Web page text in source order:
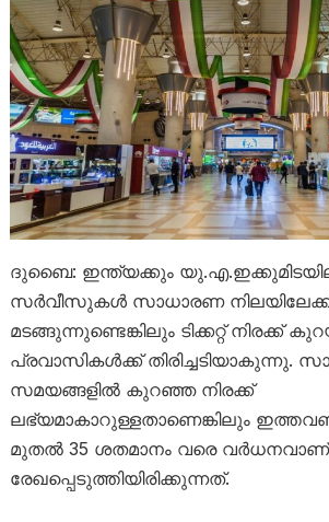
ദുബൈ: ഇന്ത്യക്കും
സർവീസുകൾ സാധാരണ
മടങ്ങുന്നുണ്ടെങ്കിലും ടിക്കറ്റ് നിരക്ക്
പ്രവാസികൾക്ക് തിരിച്ചടിയാകുന്നു.
സമയങ്ങളിൽ കുറഞ്ഞ നിരക്ക്
ലഭ്യമാകാറുള്ളതാണെങ്കിലും ഇത്തവണ
മുതൽ 35 ശതമാനം വരെ വർധനവാണ്
രേഖപ്പെടുത്തിയിരിക്കുന്നത്.